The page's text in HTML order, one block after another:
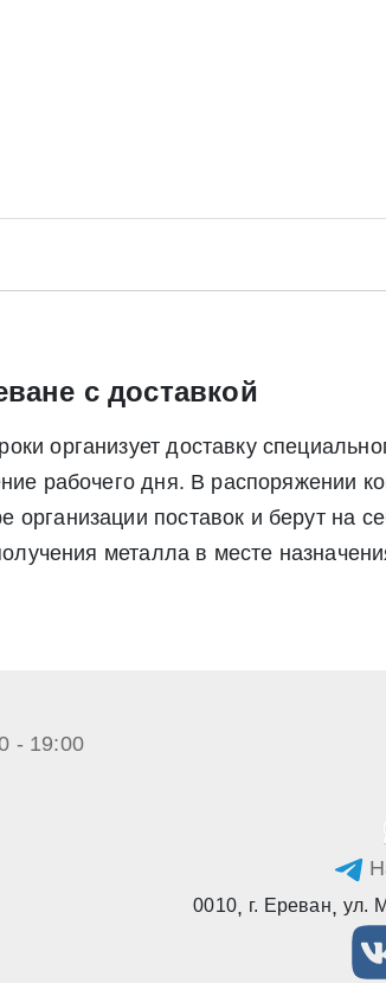
с доставкой
организует доставку
рабочего дня. В
поставок и берут на
металла в месте
- 19:00
0010, г. Ереван, ул.
согласие на обработку своих персональных
данных», а также соглашаетесь на
своих персональных данных в
а также соглашаетесь на информационную